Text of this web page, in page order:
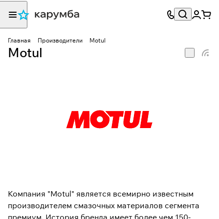
Главная Производители Motul
Motul
Компания "Motul" является всемирно известным
производителем смазочных материалов сегмента
премиум. История бренда имеет более чем 150-